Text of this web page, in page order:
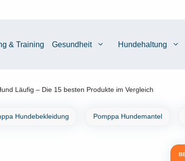
& Training Gesundheit Hundehaltung
Läufig – Die 15 besten Produkte im Vergleich
Hundebekleidung Pomppa Hundemantel